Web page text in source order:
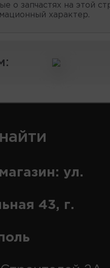
о запчастях на этой
характер.
ул.
43, г.